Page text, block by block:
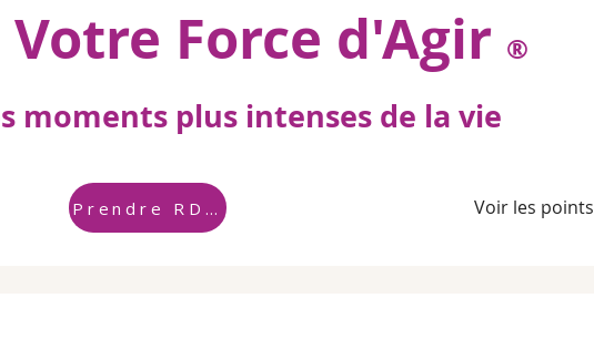
Force d'Agir ®
moments plus intenses de la vie
Prendre RDV Voir les points